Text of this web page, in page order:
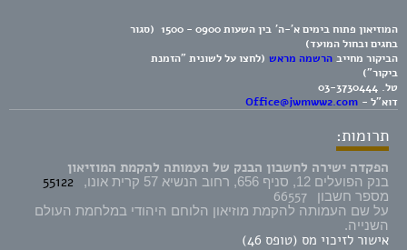
המוזיאון פתוח בימים א'-ה' בין השעות 0900 - 1500 (סגור
בחגים ובחול המועד)
הביקור מחייב הרשמה מראש (לחצו על לשונית "הזמנת
ביקור")
טל. 03-3730444
דוא"ל - Office@jwmww2.com
תרומות:
הפקדה ישירה לחשבון הבנק של העמותה להקמת המוזיאון
בנק הפועלים 12, סניף 656, רחוב הנשיא 57 קרית אונו, 55122
מספר חשבון 66557
על שם העמותה להקמת מוזיאון הלוחם היהודי במלחמת העולם
השנייה.
אישור לזיכוי מס (טופס 46)